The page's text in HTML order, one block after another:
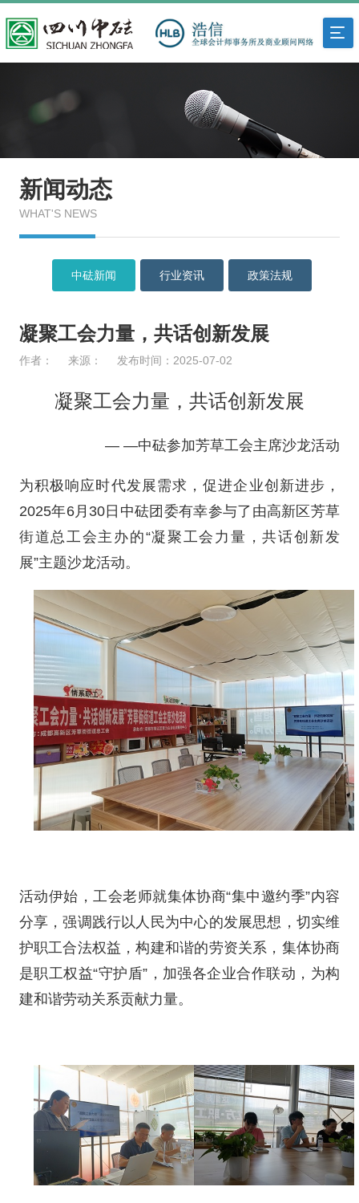
新闻动态
WHAT'S NEWS
中砝新闻 行业资讯 政策法规
凝聚工会力量，共话创新发展
作者： 来源： 发布时间：2025-07-02
凝聚工会力量，共话创新发展
— —中砝参加芳草工会主席沙龙活动
为积极响应时代发展需求，促进企业创新进步，
2025年6月30日中砝团委有幸参与了由高新区芳草
街道总工会主办的“凝聚工会力量，共话创新发
展”主题沙龙活动。
活动伊始，工会老师就集体协商“集中邀约季”内容
分享，强调践行以人民为中心的发展思想，切实维
护职工合法权益，构建和谐的劳资关系，集体协商
是职工权益“守护盾”，加强各企业合作联动，为构
建和谐劳动关系贡献力量。